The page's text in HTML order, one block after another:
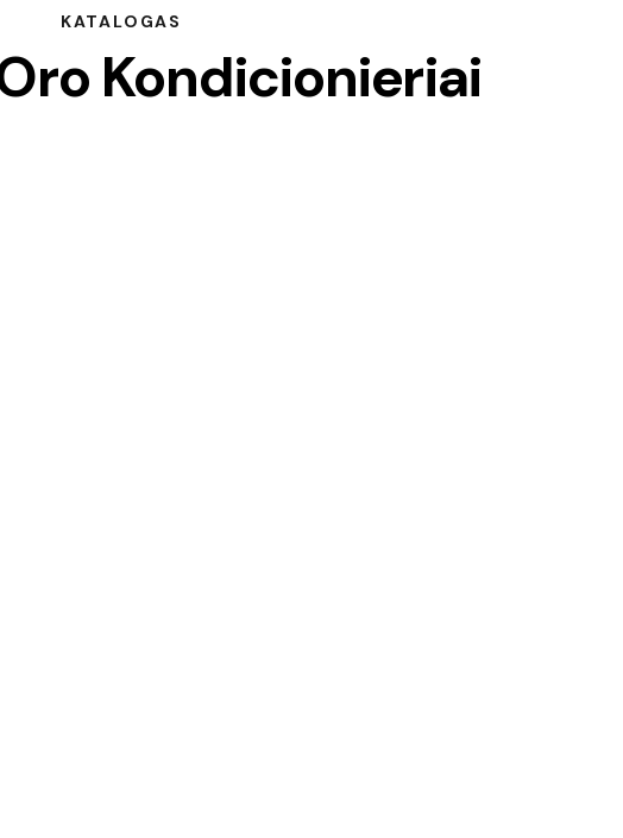
KATALOGAS
Kondicionieriai